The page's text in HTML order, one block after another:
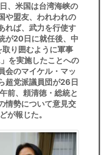
、米国は台湾海峡の
や盟友、われわれの
れば、武力を行使す
が20日に就任後、中
り囲むように軍事
を実施したことへの
会のマイケル・マッ
超党派議員団が26日
前、頼清徳・総統と
情勢について意見交
が報じた。